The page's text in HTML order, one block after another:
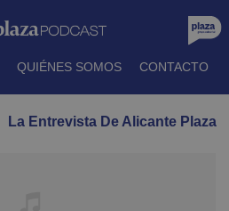
QUIÉNES SOMOS CONTACTO
La Entrevista De Alicante Plaza